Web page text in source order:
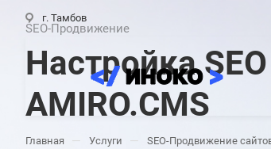
г. Тамбов
SEO-Продвижение
Настройка
AMIRO.CMS
Главная — Услуги — SEO-Продвижение